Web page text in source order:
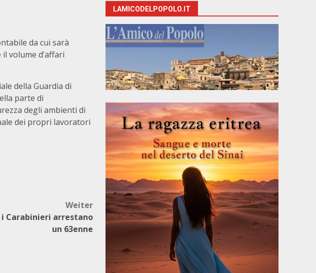
da cui sarà
volume d’affari
della Guardia di
parte di
degli ambienti di
dei propri lavoratori
Weiter
Carabinieri arrestano
un 63enne
LAMICODELPOPOLO.IT